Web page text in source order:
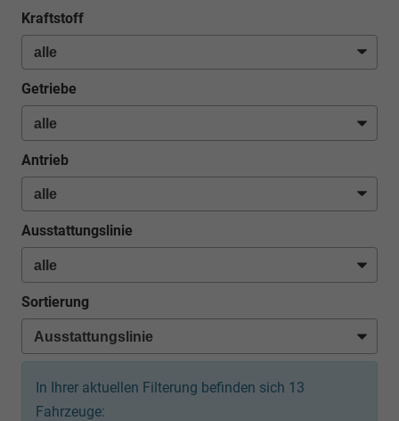
Kraftstoff
Getriebe
Antrieb
Ausstattungslinie
Sortierung
In Ihrer aktuellen Filterung befinden sich 13
Fahrzeuge: